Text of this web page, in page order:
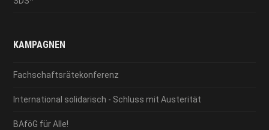
KAMPAGNEN
Fachschaftsrätekonferenz
International solidarisch - Schluss mit Austerität
BAföG für Alle!